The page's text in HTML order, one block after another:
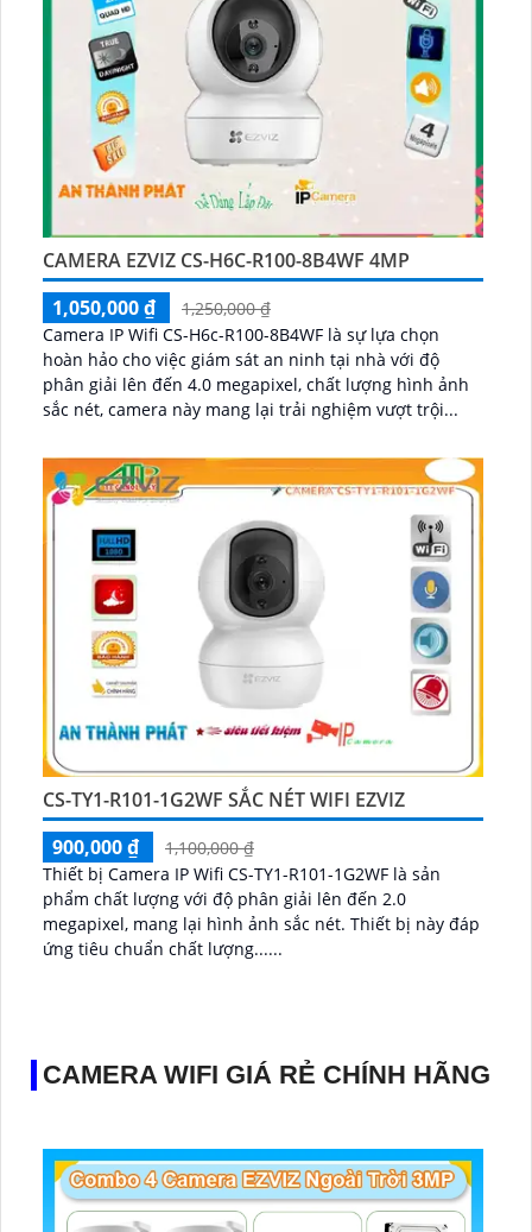
CAMERA EZVIZ CS-H6C-R100-8B4WF 4MP
1,050,000 ₫
1,250,000 ₫
Camera IP Wifi CS-H6c-R100-8B4WF là sự lựa chọn
hoàn hảo cho việc giám sát an ninh tại nhà với độ
phân giải lên đến 4.0 megapixel, chất lượng hình ảnh
sắc nét, camera này mang lại trải nghiệm vượt trội...
CS-TY1-R101-1G2WF SẮC NÉT WIFI EZVIZ
900,000 ₫
1,100,000 ₫
Thiết bị Camera IP Wifi CS-TY1-R101-1G2WF là sản
phẩm chất lượng với độ phân giải lên đến 2.0
megapixel, mang lại hình ảnh sắc nét. Thiết bị này đáp
ứng tiêu chuẩn chất lượng......
CAMERA WIFI GIÁ RẺ CHÍNH HÃNG